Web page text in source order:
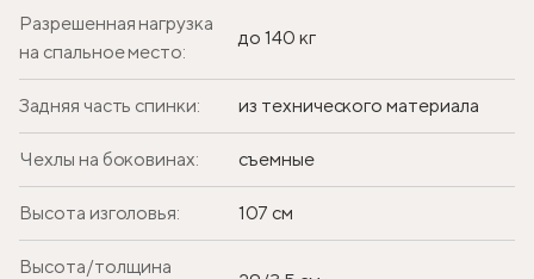
Разрешенная нагрузка
на спальное место:
до 140 кг
Задняя часть спинки: из технического материала
Чехлы на боковинах: съемные
Высота изголовья: 107 см
Высота/толщина